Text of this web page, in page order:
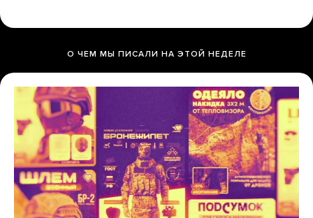
О ЧЕМ МЫ ПИСАЛИ НА ЭТОЙ НЕДЕЛЕ